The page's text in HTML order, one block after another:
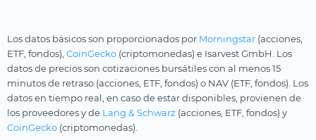
Los datos básicos son proporcionados por Morningstar (acciones,
ETF, fondos), CoinGecko (criptomonedas) e Isarvest GmbH. Los
datos de precios son cotizaciones bursátiles con al menos 15
minutos de retraso (acciones, ETF, fondos) o NAV (ETF, fondos). Los
datos en tiempo real, en caso de estar disponibles, provienen de
los proveedores y de Lang & Schwarz (acciones, ETF, fondos) y
CoinGecko (criptomonedas).